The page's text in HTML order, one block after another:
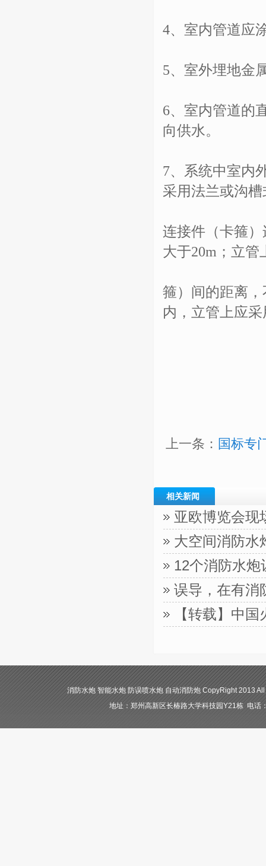
4、室内管道应
5、室外埋地金
6、室内管道的
向供水。
7、系统中室内
采用法兰或沟槽
连接件（卡箍
大于20m；立管
箍）间的距离
内，立管上应
上一条： 国标专
相关新闻
亚欧博览会现
大空间消防水
12个消防水
误导，在有消
【转载】中
消防水炮 智能水炮 防误喷水炮 自动消防炮 CopyRight 2013
地址：郑州高新区长椿路大学科技园Y21栋 电